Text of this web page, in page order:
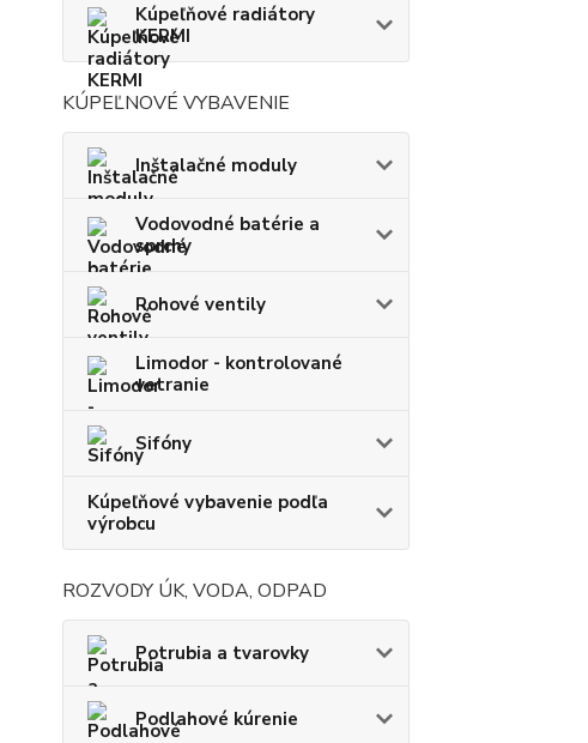
Kúpeľňové radiátory
KERMI
KÚPEĽNOVÉ VYBAVENIE
Inštalačné moduly
Vodovodné batérie a
sprchy
Rohové ventily
Limodor - kontrolované
vetranie
Sifóny
Kúpeľňové vybavenie podľa
výrobcu
ROZVODY ÚK, VODA, ODPAD
Potrubia a tvarovky
Podlahové kúrenie